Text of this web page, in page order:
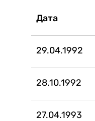
Дата
29.04.1992
28.10.1992
27.04.1993